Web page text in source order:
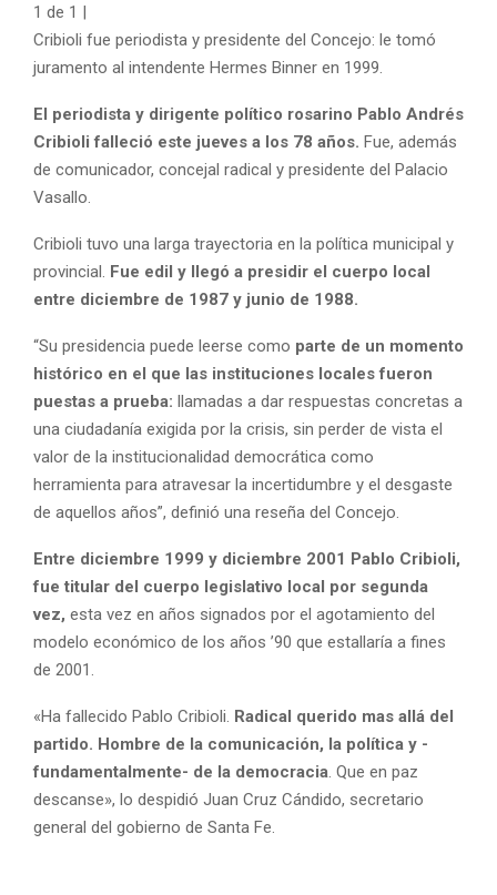
1 de 1 |
Cribioli fue periodista y presidente del Concejo: le tomó
juramento al intendente Hermes Binner en 1999.
El periodista y dirigente político rosarino Pablo Andrés
Cribioli falleció este jueves a los 78 años. Fue, además
de comunicador, concejal radical y presidente del Palacio
Vasallo.
Cribioli tuvo una larga trayectoria en la política municipal y
provincial. Fue edil y llegó a presidir el cuerpo local
entre diciembre de 1987 y junio de 1988.
“Su presidencia puede leerse como parte de un momento
histórico en el que las instituciones locales fueron
puestas a prueba: llamadas a dar respuestas concretas a
una ciudadanía exigida por la crisis, sin perder de vista el
valor de la institucionalidad democrática como
herramienta para atravesar la incertidumbre y el desgaste
de aquellos años”, definió una reseña del Concejo.
Entre diciembre 1999 y diciembre 2001 Pablo Cribioli,
fue titular del cuerpo legislativo local por segunda
vez, esta vez en años signados por el agotamiento del
modelo económico de los años ’90 que estallaría a fines
de 2001.
«Ha fallecido Pablo Cribioli. Radical querido mas allá del
partido. Hombre de la comunicación, la política y -
fundamentalmente- de la democracia. Que en paz
descanse», lo despidió Juan Cruz Cándido, secretario
general del gobierno de Santa Fe.